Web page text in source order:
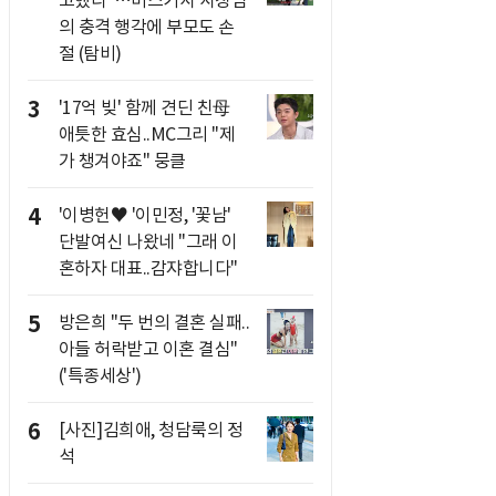
의 충격 행각에 부모도 손
절 (탐비)
3
'17억 빚' 함께 견딘 친母
애틋한 효심..MC그리 "제
가 챙겨야죠" 뭉클
4
'이병헌♥ '이민정, '꽃남'
단발여신 나왔네 "그래 이
혼하자 대표..감쟈합니다"
5
방은희 "두 번의 결혼 실패..
아들 허락받고 이혼 결심"
('특종세상')
6
[사진]김희애, 청담룩의 정
석